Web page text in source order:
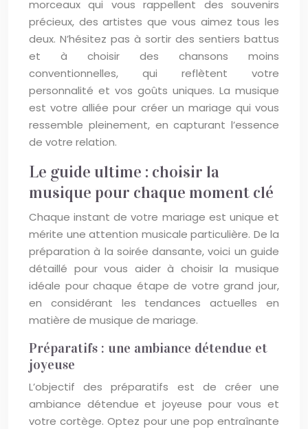
morceaux qui vous rappellent des souvenirs
précieux, des artistes que vous aimez tous les
deux. N’hésitez pas à sortir des sentiers battus
et à choisir des chansons moins
conventionnelles, qui reflètent votre
personnalité et vos goûts uniques. La musique
est votre alliée pour créer un mariage qui vous
ressemble pleinement, en capturant l’essence
de votre relation.
Le guide ultime : choisir la
musique pour chaque moment clé
Chaque instant de votre mariage est unique et
mérite une attention musicale particulière. De la
préparation à la soirée dansante, voici un guide
détaillé pour vous aider à choisir la musique
idéale pour chaque étape de votre grand jour,
en considérant les tendances actuelles en
matière de musique de mariage.
Préparatifs : une ambiance détendue et
joyeuse
L’objectif des préparatifs est de créer une
ambiance détendue et joyeuse pour vous et
votre cortège. Optez pour une pop entraînante